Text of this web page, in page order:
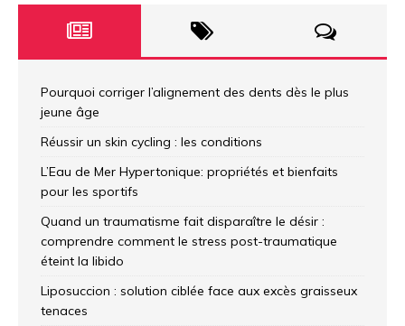
Pourquoi corriger l’alignement des dents dès le plus
jeune âge
Réussir un skin cycling : les conditions
L’Eau de Mer Hypertonique: propriétés et bienfaits
pour les sportifs
Quand un traumatisme fait disparaître le désir :
comprendre comment le stress post-traumatique
éteint la libido
Liposuccion : solution ciblée face aux excès graisseux
tenaces